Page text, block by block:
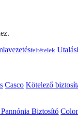
feltételek
Casco Kötelező
Biztosító